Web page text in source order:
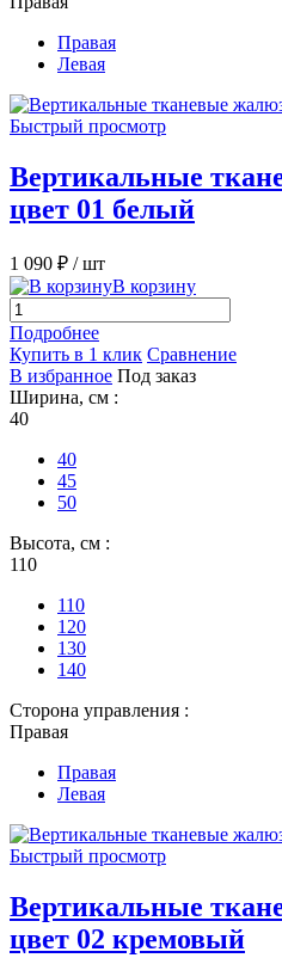
Правая
Левая
Быстрый просмотр
Вертикальные
цвет 01 белый
1 090 ₽ / шт
В корзину
Подробнее
Купить в 1 клик Сравнение
В избранное Под заказ
Ширина, см :
40
40
45
50
Высота, см :
110
110
120
130
140
Сторона управления :
Правая
Правая
Левая
Быстрый просмотр
Вертикальные
цвет 02 кремовый